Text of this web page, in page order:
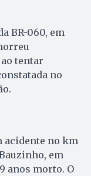
BR-060, em
tentar
no
acidente no km
em
anos morto. O